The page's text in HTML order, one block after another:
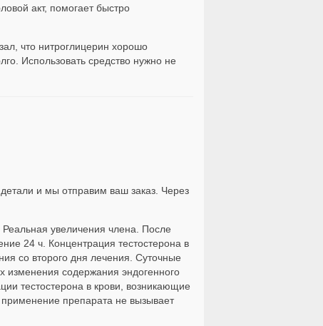
акт, помогает быстро
что нитроглицерин хорошо
Использовать средство нужно не
и мы отправим ваш заказ. Через
увеличения члена. После
24 ч. Концентрация тестостерона в
со второго дня лечения. Суточные
изменения содержания эндогенного
тестостерона в крови, возникающие
препарата не вызывает